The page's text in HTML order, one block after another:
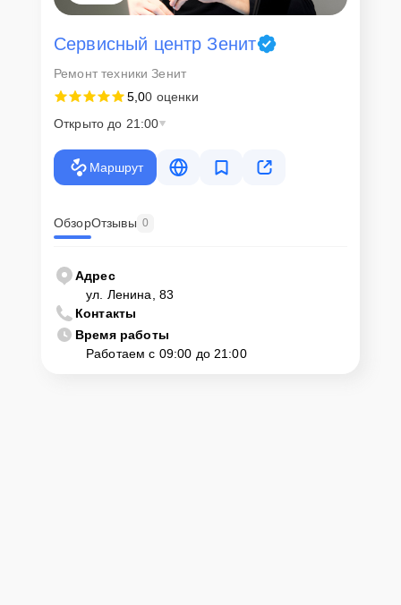
Сервисный центр Зенит
Ремонт техники Зенит
5,00 оценки
Открыто до 21:00
Маршрут
ОбзорОтзывы 0
Адрес
ул. Ленина, 83
Контакты
Время работы
Работаем с 09:00 до 21:00